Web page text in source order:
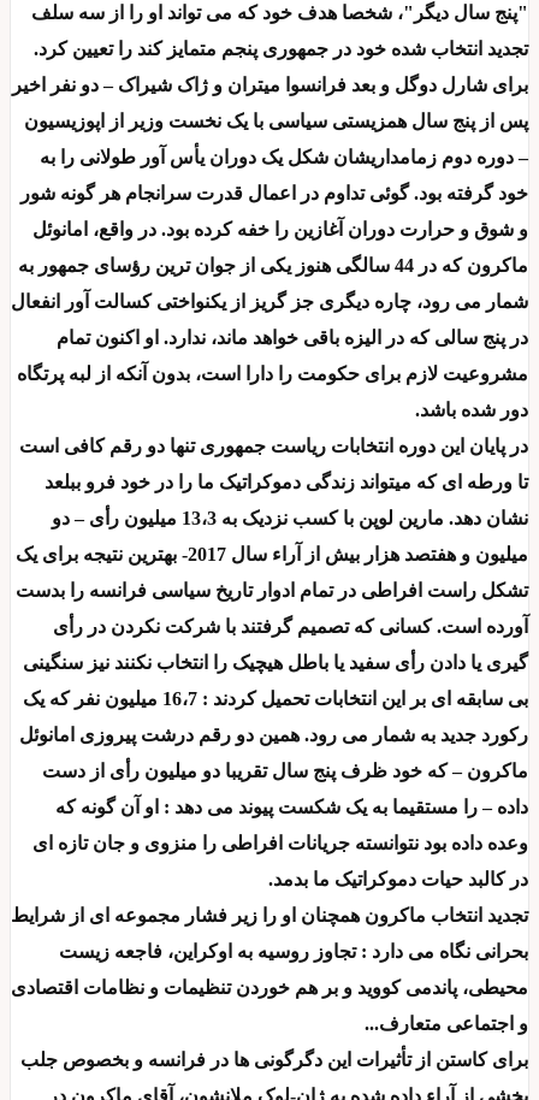
"پنج سال دیگر"، شخصا هدف خود که می تواند او را از سه سلف
تجدید انتخاب شده خود در جمهوری پنجم متمایز کند را تعیین کرد.
برای شارل دوگل و بعد فرانسوا میتران و ژاک شیراک – دو نفر اخیر
پس از پنج سال همزیستی سیاسی با یک نخست وزیر از اپوزیسیون
– دوره دوم زمامداریشان شکل یک دوران یأس آور طولانی را به
خود گرفته بود. گوئی تداوم در اعمال قدرت سرانجام هر گونه شور
و شوق و حرارت دوران آغازین را خفه کرده بود. در واقع، امانوئل
ماکرون که در 44 سالگی هنوز یکی از جوان ترین رؤسای جمهور به
شمار می رود، چاره دیگری جز گریز از یکنواختی کسالت آور انفعال
در پنج سالی که در الیزه باقی خواهد ماند، ندارد. او اکنون تمام
مشروعیت لازم برای حکومت را دارا است، بدون آنکه از لبه پرتگاه
دور شده باشد.
در پایان این دوره انتخابات ریاست جمهوری تنها دو رقم کافی است
تا ورطه ای که میتواند زندگی دموکراتیک ما را در خود فرو ببلعد
نشان دهد. مارین لوپن با کسب نزدیک به 13،3 میلیون رأی – دو
میلیون و هفتصد هزار بیش از آراء سال 2017- بهترین نتیجه برای یک
تشکل راست افراطی در تمام ادوار تاریخ سیاسی فرانسه را بدست
آورده است. کسانی که تصمیم گرفتند با شرکت نکردن در رأی
گیری یا دادن رأی سفید یا باطل هیچیک را انتخاب نکنند نیز سنگینی
بی سابقه ای بر این انتخابات تحمیل کردند : 16،7 میلیون نفر که یک
رکورد جدید به شمار می رود. همین دو رقم درشت پیروزی امانوئل
ماکرون – که خود ظرف پنج سال تقریبا دو میلیون رأی از دست
داده – را مستقیما به یک شکست پیوند می دهد : او آن گونه که
وعده داده بود نتوانسته جریانات افراطی را منزوی و جان تازه ای
در کالبد حیات دموکراتیک ما بدمد.
تجدید انتخاب ماکرون همچنان او را زیر فشار مجموعه ای از شرایط
بحرانی نگاه می دارد : تجاوز روسیه به اوکراین، فاجعه زیست
محیطی، پاندمی کووید و بر هم خوردن تنظیمات و نظامات اقتصادی
و اجتماعی متعارف...
برای کاستن از تأثیرات این دگرگونی ها در فرانسه و بخصوص جلب
بخشی از آراء داده شده به ژان-لوک ملانشون، آقای ماکرون در